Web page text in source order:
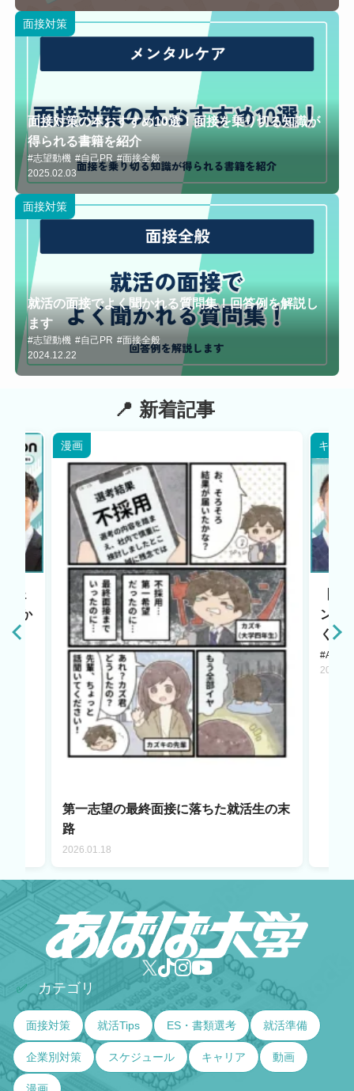
面接対策
面接対策の本おすすめ10選！面接を乗り切る知識が
得られる書籍を紹介
#志望動機 #自己PR #面接全般
2025.02.03
面接対策
就活の面接でよく聞かれる質問集！回答例を解説し
ます
#志望動機 #自己PR #面接全般
2024.12.22
新着記事
ェ
点か
漫画
第一志望の最終面接に落ちた就活生の末
路
2026.01.18
キャリ
ント
く若
#AI LAB
✅ カテゴリ
面接対策 就活Tips ES・書類選考 就活準備
企業別対策 スケジュール キャリア 動画